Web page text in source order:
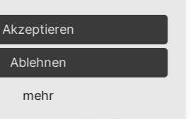
mehrere Varianten auf. Die
auf der Produktseite gewählt
unseren Newsletter an
Akzeptieren
Ablehnen
mehr